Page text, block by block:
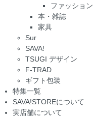
ファッション
本・雑誌
家具
Sur
SAVA!
TSUGI デザイン
F-TRAD
ギフト包装
特集一覧
SAVA!STOREについて
実店舗について